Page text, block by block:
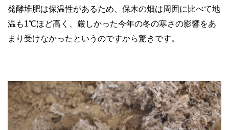
発酵堆肥は保温性があるため、保木の畑は周囲に比べて地
温も1℃ほど高く、厳しかった今年の冬の寒さの影響をあ
まり受けなかったというのですから驚きです。